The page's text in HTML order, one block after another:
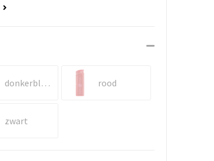
donkerblauw rood
zwart